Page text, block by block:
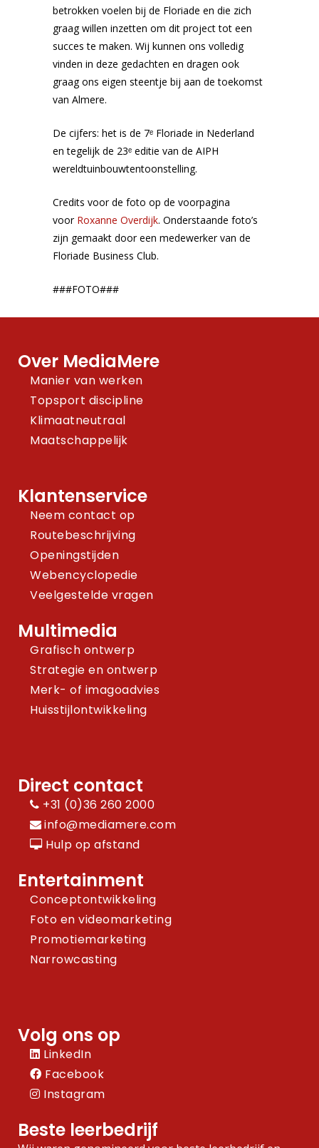
betrokken voelen bij de Floriade en die zich
graag willen inzetten om dit project tot een
succes te maken. Wij kunnen ons volledig
vinden in deze gedachten en dragen ook
graag ons eigen steentje bij aan de toekomst
van Almere.
De cijfers: het is de 7ᵉ Floriade in Nederland
en tegelijk de 23ᵉ editie van de AIPH
wereldtuinbouwtentoonstelling.
Credits voor de foto op de voorpagina
voor Roxanne Overdijk. Onderstaande foto’s
zijn gemaakt door een medewerker van de
Floriade Business Club.
###FOTO###
Over MediaMere
Manier van werken
Topsport discipline
Klimaatneutraal
Maatschappelijk
Klantenservice
Neem contact op
Routebeschrijving
Openingstijden
Webencyclopedie
Veelgestelde vragen
Multimedia
Grafisch ontwerp
Strategie en ontwerp
Merk- of imagoadvies
Huisstijlontwikkeling
Direct contact
+31 (0)36 260 2000
info@mediamere.com
Hulp op afstand
Entertainment
Conceptontwikkeling
Foto en videomarketing
Promotiemarketing
Narrowcasting
Volg ons op
LinkedIn
Facebook
Instagram
Beste leerbedrijf